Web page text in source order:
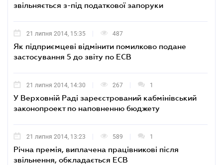
звільняється з-під податкової запоруки
21 липня 2014, 15:35 487
Як підприємцеві відмінити помилково подане
застосування 5 до звіту по ЕСВ
21 липня 2014, 14:30 267 1
У Верховній Раді зареєстрований кабмінівський
законопроект по наповненню бюджету
21 липня 2014, 13:23 589 1
Річна премія, виплачена працівникові після
звільнення, обкладається ЕСВ